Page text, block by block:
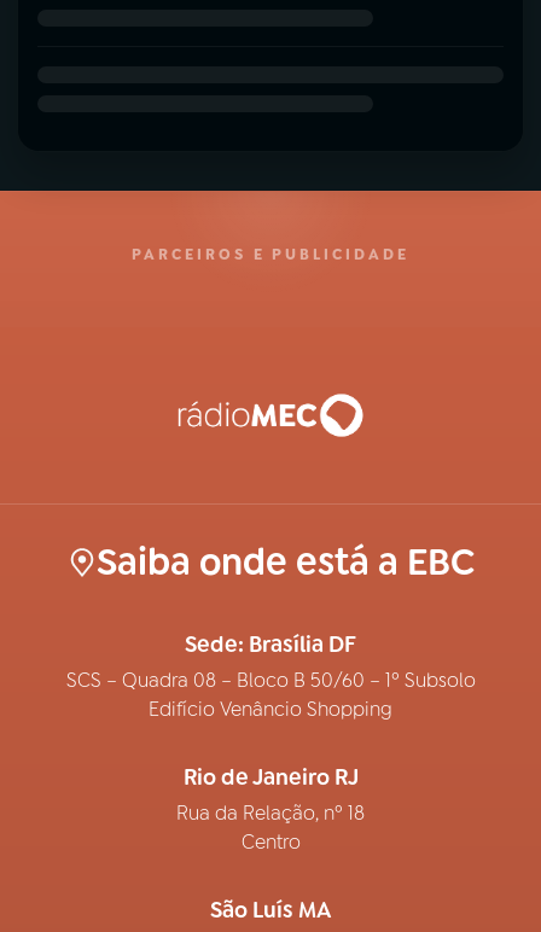
PARCEIROS E PUBLICIDADE
Saiba onde está a EBC
Sede: Brasília DF
SCS – Quadra 08 – Bloco B 50/60 – 1º Subsolo
Edifício Venâncio Shopping
Rio de Janeiro RJ
Rua da Relação, nº 18
Centro
São Luís MA